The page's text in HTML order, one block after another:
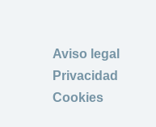
Aviso legal
Privacidad
Cookies